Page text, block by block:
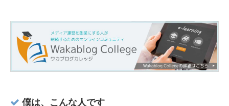
僕は、こんな人です